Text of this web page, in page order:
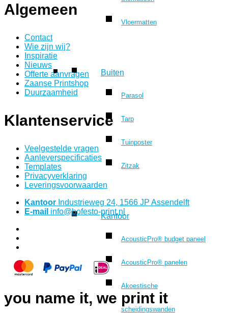
Vloermatten
Buiten
Parasol
Tarp
Tuinposter
Zitzak
Kantoor
AcousticPro® budget paneel
AcousticPro® panelen
Akoestische
scheidingswanden
Algemeen
Contact
Wie zijn wij?
Inspiratie
Nieuws
Offerte aanvragen
Zaanse Printshop
Duurzaamheid
Klantenservice
Veelgestelde vragen
Aanleverspecificaties
Templates
Privacyverklaring
Leveringsvoorwaarden
Kantoor Industrieweg 24, 1566 JP Assendelft
E-mail info@bofesto-print.nl
you name it, we print it